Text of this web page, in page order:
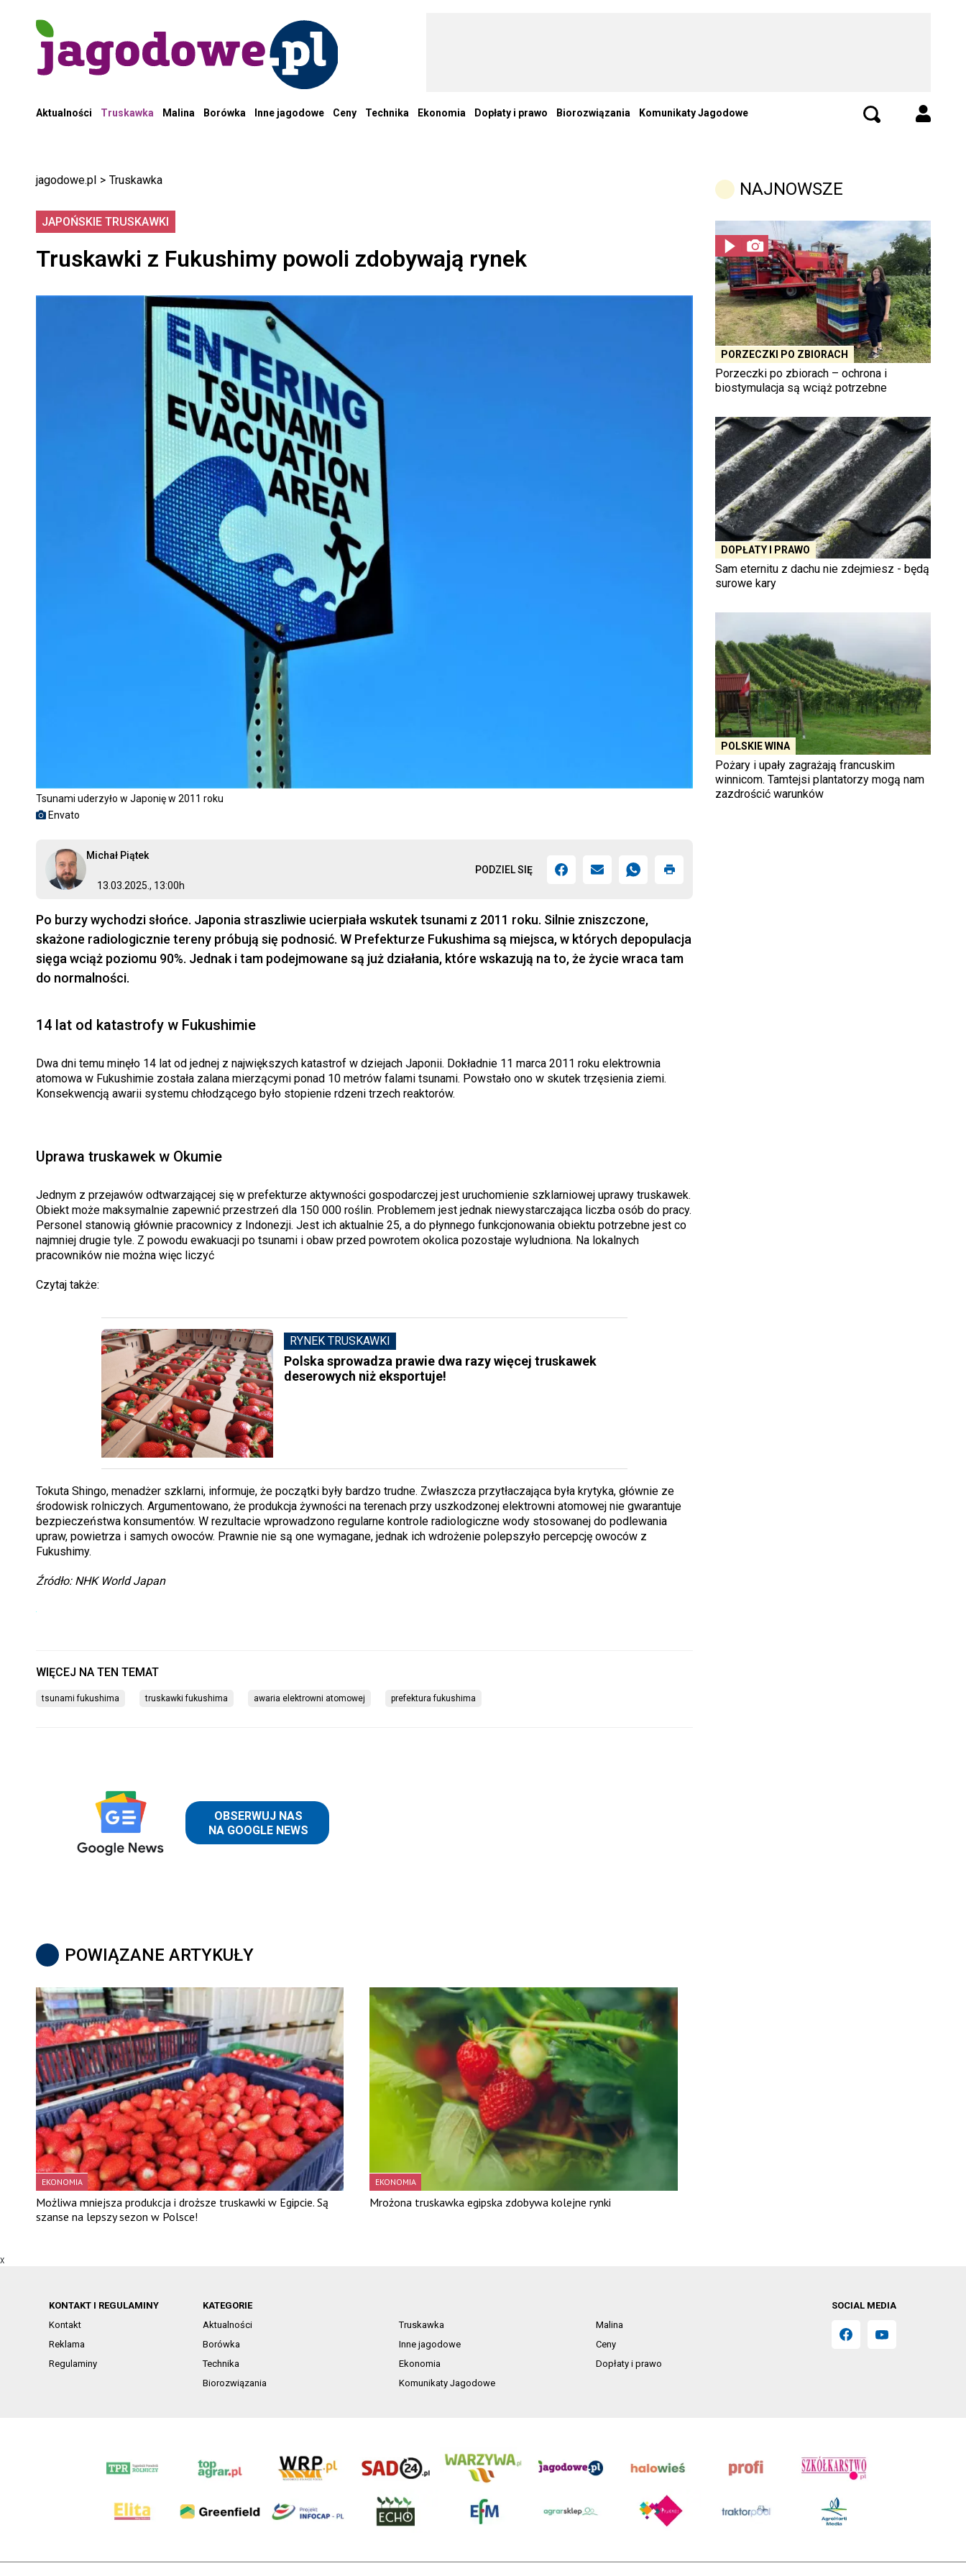
Aktualności Truskawka Malina Borówka Inne jagodowe Ceny Technika Ekonomia Dopłaty i prawo Biorozwiązania Komunikaty Jagodowe
jagodowe.pl > Truskawka
Tsunami uderzyło w Japonię w 2011 roku
Envato
JAPOŃSKIE TRUSKAWKI
Truskawki z Fukushimy powoli zdobywają rynek
13.03.2025., 13:00h
Michał Piątek
PODZIEL SIĘ
Po burzy wychodzi słońce. Japonia straszliwie ucierpiała wskutek tsunami z 2011 roku. Silnie zniszczone,
skażone radiologicznie tereny próbują się podnosić. W Prefekturze Fukushima są miejsca, w których depopulacja
sięga wciąż poziomu 90%. Jednak i tam podejmowane są już działania, które wskazują na to, że życie wraca tam
do normalności.
14 lat od katastrofy w Fukushimie
Dwa dni temu minęło 14 lat od jednej z największych katastrof w dziejach Japonii. Dokładnie 11 marca 2011 roku elektrownia
atomowa w Fukushimie została zalana mierzącymi ponad 10 metrów falami tsunami. Powstało ono w skutek trzęsienia ziemi.
Konsekwencją awarii systemu chłodzącego było stopienie rdzeni trzech reaktorów.
Uprawa truskawek w Okumie
Jednym z przejawów odtwarzającej się w prefekturze aktywności gospodarczej jest uruchomienie szklarniowej uprawy truskawek.
Obiekt może maksymalnie zapewnić przestrzeń dla 150 000 roślin. Problemem jest jednak niewystarczająca liczba osób do pracy.
Personel stanowią głównie pracownicy z Indonezji. Jest ich aktualnie 25, a do płynnego funkcjonowania obiektu potrzebne jest co
najmniej drugie tyle. Z powodu ewakuacji po tsunami i obaw przed powrotem okolica pozostaje wyludniona. Na lokalnych
pracowników nie można więc liczyć
Czytaj także:
RYNEK TRUSKAWKI
Polska sprowadza prawie dwa razy więcej truskawek
deserowych niż eksportuje!
Tokuta Shingo, menadżer szklarni, informuje, że początki były bardzo trudne. Zwłaszcza przytłaczająca była krytyka, głównie ze
środowisk rolniczych. Argumentowano, że produkcja żywności na terenach przy uszkodzonej elektrowni atomowej nie gwarantuje
bezpieczeństwa konsumentów. W rezultacie wprowadzono regularne kontrole radiologiczne wody stosowanej do podlewania
upraw, powietrza i samych owoców. Prawnie nie są one wymagane, jednak ich wdrożenie polepszyło percepcję owoców z
Fukushimy.
Źródło: NHK World Japan
tsunami fukushima truskawki fukushima awaria elektrowni atomowej prefektura fukushima
POWIĄZANE ARTYKUŁY
EKONOMIA
Możliwa mniejsza produkcja i droższe truskawki w Egipcie. Są
szanse na lepszy sezon w Polsce!
EKONOMIA
Mrożona truskawka egipska zdobywa kolejne rynki
NAJNOWSZE
PORZECZKI PO ZBIORACH
Porzeczki po zbiorach – ochrona i
biostymulacja są wciąż potrzebne
DOPŁATY I PRAWO
Sam eternitu z dachu nie zdejmiesz - będą
surowe kary
POLSKIE WINA
Pożary i upały zagrażają francuskim
winnicom. Tamtejsi plantatorzy mogą nam
zazdrościć warunków
X
KONTAKT I REGULAMINY
Kontakt
Reklama
Regulaminy
KATEGORIE
Aktualności
Truskawka
Malina
Borówka
Inne jagodowe
Ceny
Technika
Ekonomia
Dopłaty i prawo
Biorozwiązania
Komunikaty Jagodowe
SOCIAL MEDIA